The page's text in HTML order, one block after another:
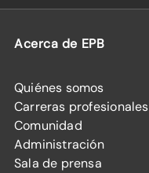
Acerca de EPB
Quiénes somos
Carreras profesionales
Comunidad
Administración
Sala de prensa